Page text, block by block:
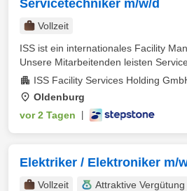
Servicetechniker m/w/d
Vollzeit
ISS ist ein internationales Facility
Unsere Mitarbeitenden leisten
ISS Facility Services Holding
Oldenburg
vor 2 Tagen
Elektriker / Elektroniker m/
Vollzeit
Attraktive Vergütung